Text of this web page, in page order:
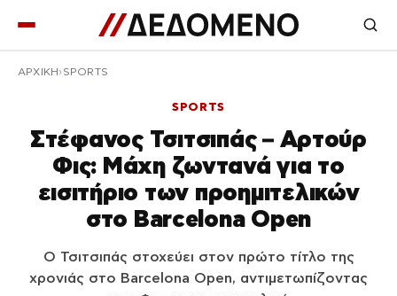
ΑΡΧΙΚΉ SPORTS
SPORTS
Στέφανος Τσιτσιπάς – Αρτούρ
Φις: Μάχη ζωντανά για το
εισιτήριο των προημιτελικών
στο Barcelona Open
Ο Τσιτσιπάς στοχεύει στον πρώτο τίτλο της
χρονιάς στο Barcelona Open, αντιμετωπίζοντας